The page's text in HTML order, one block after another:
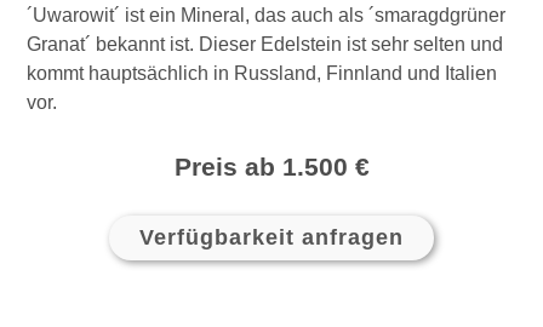
´Uwarowit´ ist ein Mineral, das auch als ´smaragdgrüner
Granat´ bekannt ist. Dieser Edelstein ist sehr selten und
kommt hauptsächlich in Russland, Finnland und Italien
vor.
Preis ab 1.500 €
Verfügbarkeit anfragen